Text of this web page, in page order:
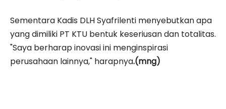
Sementara Kadis DLH Syafrilenti menyebutkan apa
yang dimiliki PT KTU bentuk keseriusan dan totalitas.
"Saya berharap inovasi ini menginspirasi
perusahaan lainnya," harapnya.(mng)